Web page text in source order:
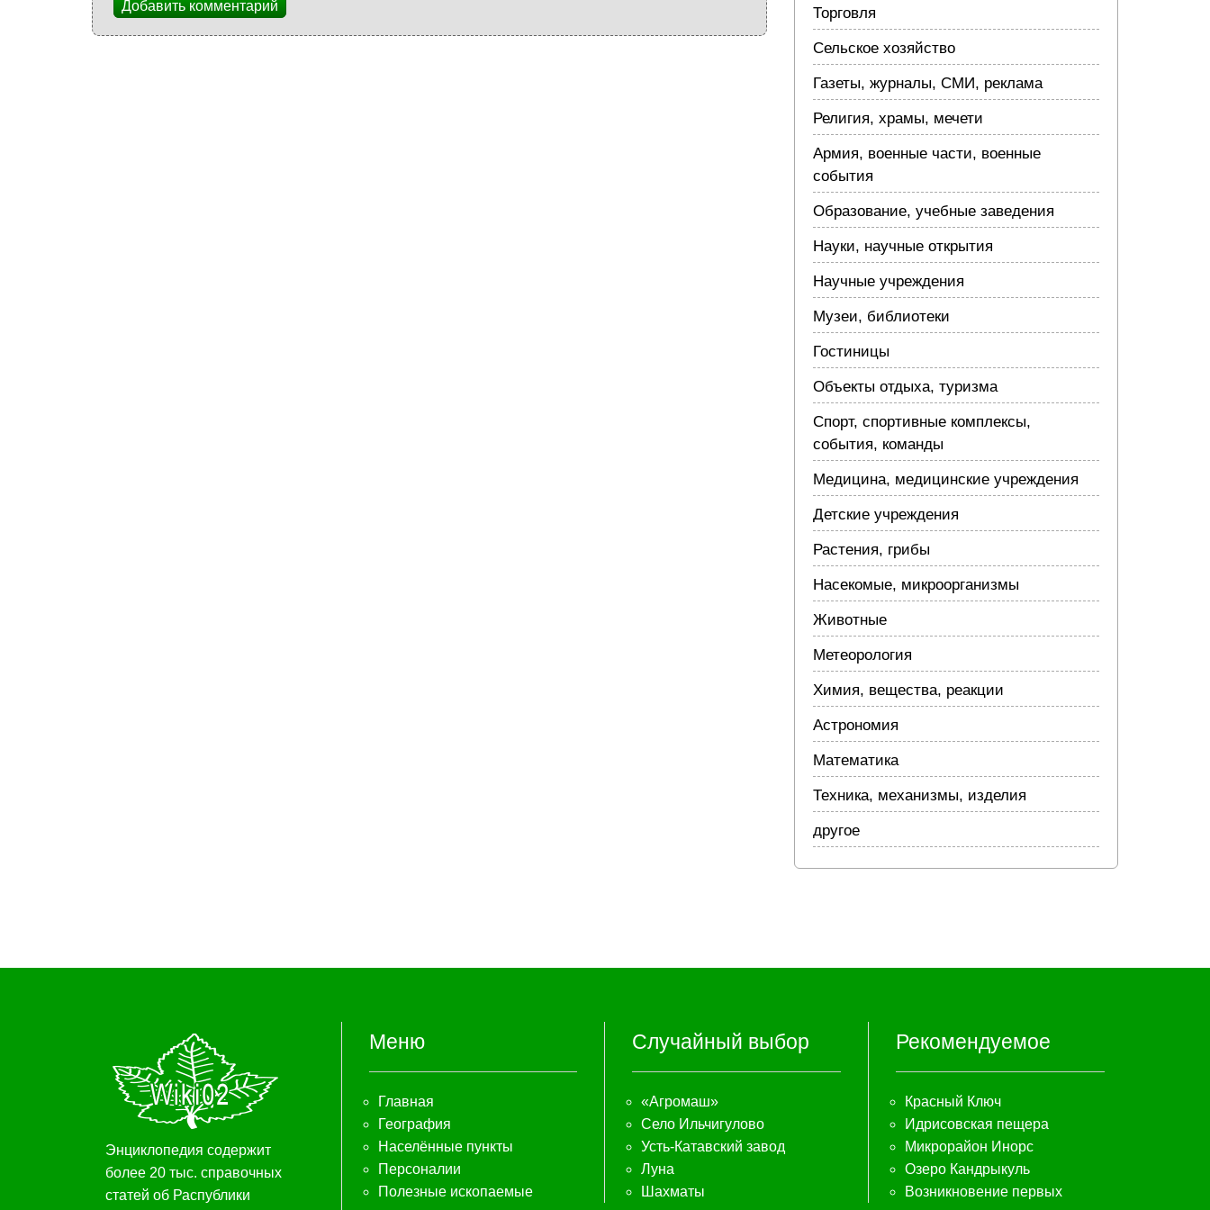
Добавить комментарий Торговля
Сельское хозяйство
Газеты, журналы, СМИ, реклама
Религия, храмы, мечети
Армия, военные части, военные
события
Образование, учебные заведения
Науки, научные открытия
Научные учреждения
Музеи, библиотеки
Гостиницы
Объекты отдыха, туризма
Спорт, спортивные комплексы,
события, команды
Медицина, медицинские учреждения
Детские учреждения
Растения, грибы
Насекомые, микроорганизмы
Животные
Метеорология
Химия, вещества, реакции
Астрономия
Математика
Техника, механизмы, изделия
другое
Энциклопедия содержит
более 20 тыс. справочных
статей об Распублики
Меню
Главная
География
Населённые пункты
Персоналии
Полезные ископаемые
Случайный выбор
«Агромаш»
Село Ильчигулово
Усть-Катавский завод
Луна
Шахматы
Рекомендуемое
Красный Ключ
Идрисовская пещера
Микрорайон Инорс
Озеро Кандрыкуль
Возникновение первых